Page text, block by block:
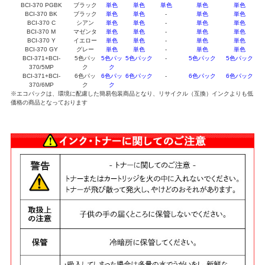
BCI-370 PGBK ブラック 単色 単色 単色 単色
単色
BCI-370 BK
ブラック 単色 単色 - 単色
単色
BCI-370 C
シアン 単色 単色 - 単色
単色
BCI-370 M
マゼンタ 単色 単色 - 単色
単色
BCI-370 Y
イエロー 単色 単色 - 単色
単色
BCI-370 GY
グレー 単色 単色 - 単色
単色
BCI-371+BCI-
370/5MP
5色パッ
ク
5色パッ
ク
5色パック - 5色パック 5色パック
BCI-371+BCI-
370/6MP
6色パッ
ク
6色パッ
ク
6色パック - 6色パック 6色パック
※エコパックは、環境に配慮した簡易包装商品となり、リサイクル（互換）インクよりも低
価格の商品となっております